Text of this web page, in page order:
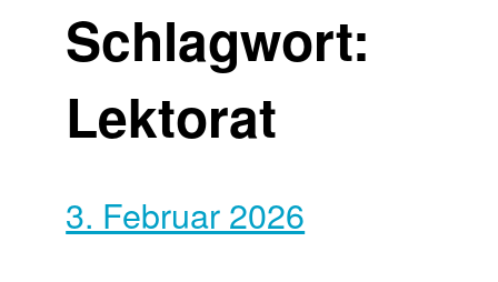
Schlagwort:
Lektorat
3. Februar 2026